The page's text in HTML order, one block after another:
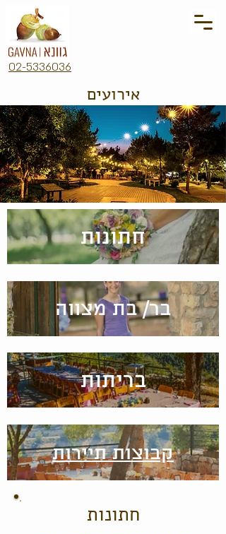
02-5336036
אירועים
חתונות
בר/ בת מצווה
בריתות
קבוצות תיירות
חתונות